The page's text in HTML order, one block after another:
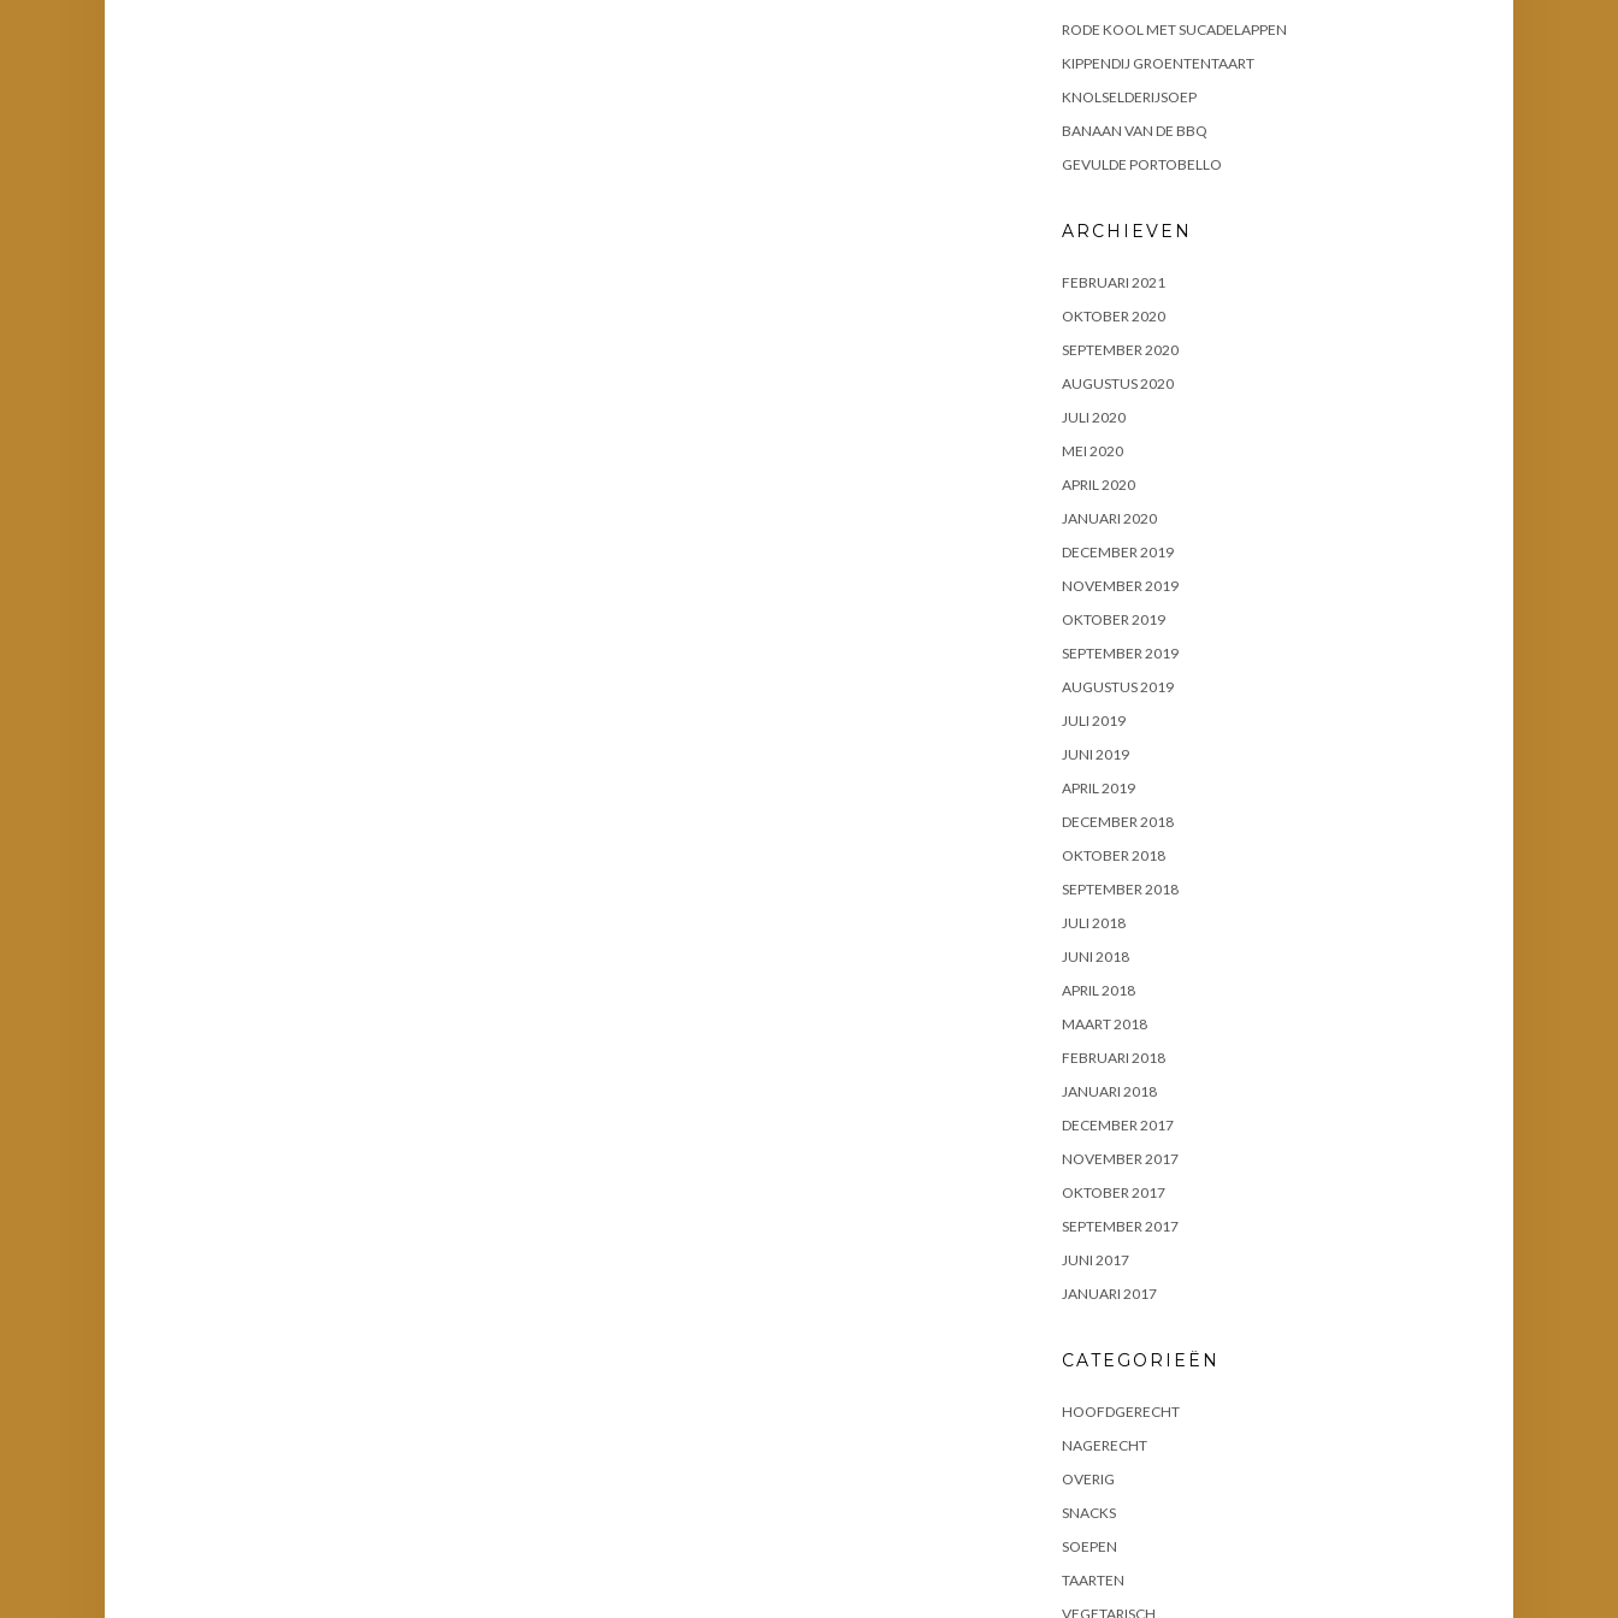
RODE KOOL MET SUCADELAPPEN
KIPPENDIJ GROENTENTAART
KNOLSELDERIJSOEP
BANAAN VAN DE BBQ
GEVULDE PORTOBELLO
ARCHIEVEN
FEBRUARI 2021
OKTOBER 2020
SEPTEMBER 2020
AUGUSTUS 2020
JULI 2020
MEI 2020
APRIL 2020
JANUARI 2020
DECEMBER 2019
NOVEMBER 2019
OKTOBER 2019
SEPTEMBER 2019
AUGUSTUS 2019
JULI 2019
JUNI 2019
APRIL 2019
DECEMBER 2018
OKTOBER 2018
SEPTEMBER 2018
JULI 2018
JUNI 2018
APRIL 2018
MAART 2018
FEBRUARI 2018
JANUARI 2018
DECEMBER 2017
NOVEMBER 2017
OKTOBER 2017
SEPTEMBER 2017
JUNI 2017
JANUARI 2017
CATEGORIEËN
HOOFDGERECHT
NAGERECHT
OVERIG
SNACKS
SOEPEN
TAARTEN
VEGETARISCH